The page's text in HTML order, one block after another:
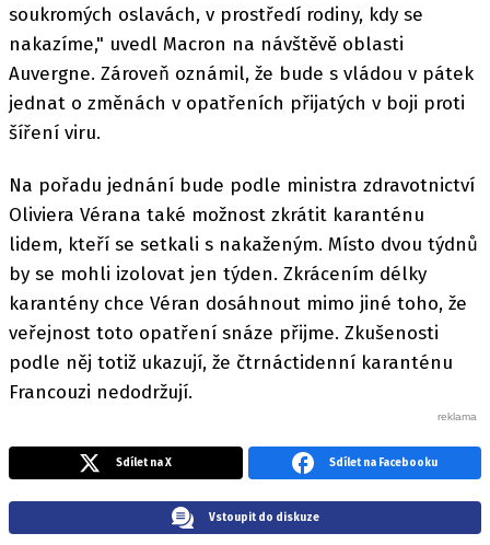
soukromých oslavách, v prostředí rodiny, kdy se
nakazíme," uvedl Macron na návštěvě oblasti
Auvergne. Zároveň oznámil, že bude s vládou v pátek
jednat o změnách v opatřeních přijatých v boji proti
šíření viru.
Na pořadu jednání bude podle ministra zdravotnictví
Oliviera Vérana také možnost zkrátit karanténu
lidem, kteří se setkali s nakaženým. Místo dvou týdnů
by se mohli izolovat jen týden. Zkrácením délky
karantény chce Véran dosáhnout mimo jiné toho, že
veřejnost toto opatření snáze přijme. Zkušenosti
podle něj totiž ukazují, že čtrnáctidenní karanténu
Francouzi nedodržují.
Sdílet na X Sdílet na Facebooku
Vstoupit do diskuze